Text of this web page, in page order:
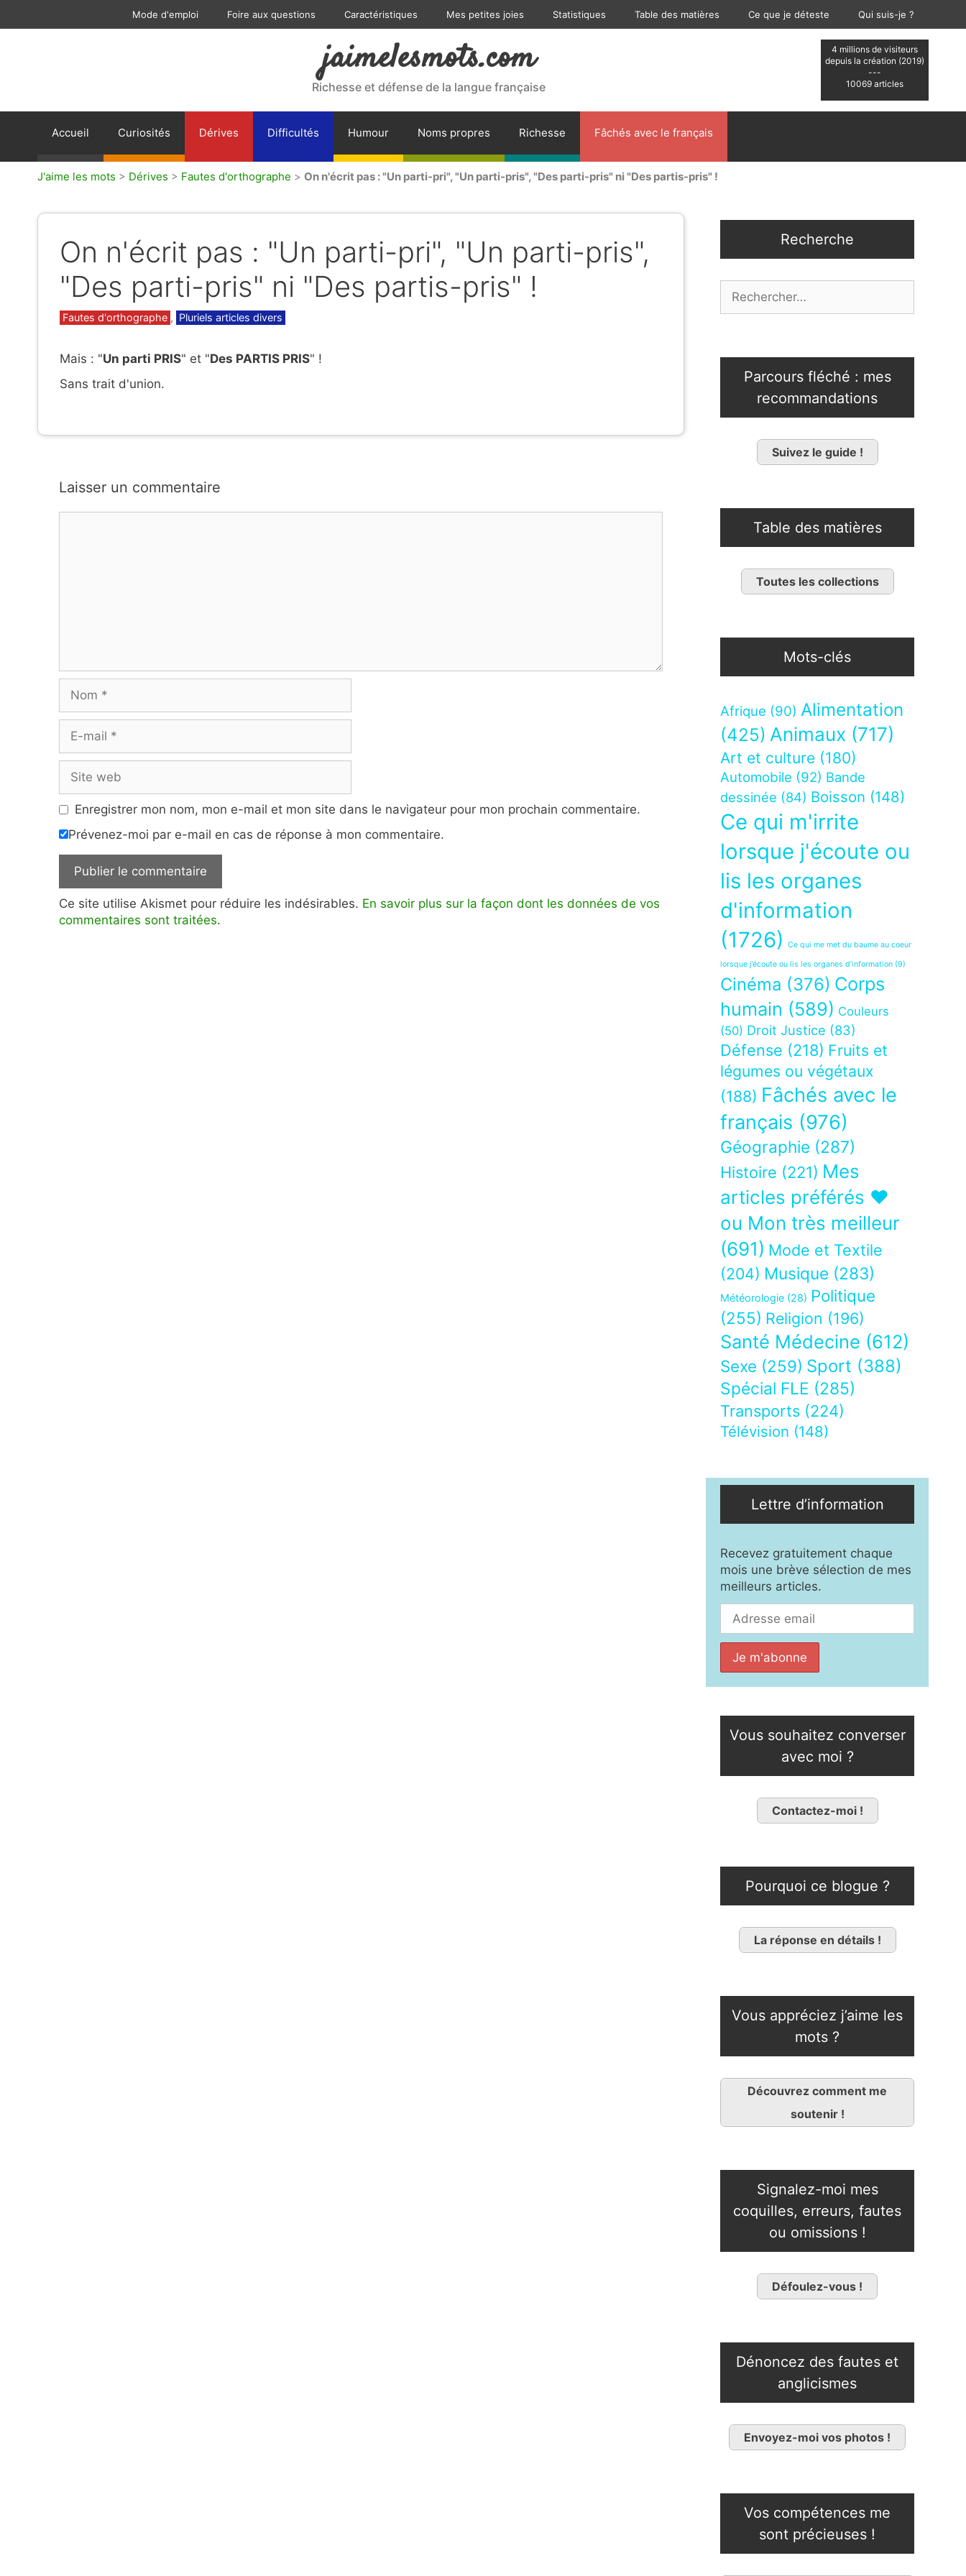
Mode d'emploi Foire aux questions Caractéristiques Mes petites joies Statistiques Table des matières Ce que je déteste Qui suis-je ?
4 millions de visiteurs
depuis la création (2019)
---
10069 articles
jaimelesmots.com
Richesse et défense de la langue française
Accueil Curiosités Dérives Difficultés Humour Noms propres Richesse Fâchés avec le français
J'aime les mots > Dérives > Fautes d'orthographe > On n'écrit pas : "Un parti-pri", "Un parti-pris", "Des parti-pris" ni "Des partis-pris" !
On n'écrit pas : "Un parti-pri", "Un parti-pris",
"Des parti-pris" ni "Des partis-pris" !
Catégories
Fautes d'orthographe , Pluriels articles divers
Mais : "Un parti PRIS" et "Des PARTIS PRIS" !
Sans trait d'union.
Laisser un commentaire
mail
web
Enregistrer mon nom, mon e-mail et mon site dans le navigateur pour mon prochain commentaire.
Prévenez-moi par e-mail en cas de réponse à mon commentaire.
Ce site utilise Akismet pour réduire les indésirables. En savoir plus sur la façon dont les données de vos
commentaires sont traitées.
Recherche
Parcours fléché : mes
recommandations
Suivez le guide !
Table des matières
Toutes les collections
Mots-clés
Afrique (90) Alimentation
(425) Animaux (717)
Art et culture (180)
Automobile (92) Bande
dessinée (84) Boisson (148)
Ce qui m'irrite
lorsque j'écoute ou
lis les organes
d'information
(1726)
Ce qui me met du baume au coeur
lorsque j’écoute ou lis les organes d’information (9)
Cinéma (376) Corps
humain (589) Couleurs
(50) Droit Justice (83)
Défense (218) Fruits et
légumes ou végétaux
(188) Fâchés avec le
français (976)
Géographie (287)
Histoire (221) Mes
articles préférés ❤
ou Mon très meilleur
(691) Mode et Textile
(204) Musique (283)
Météorologie (28) Politique
(255) Religion (196)
Santé Médecine (612)
Sexe (259) Sport (388)
Spécial FLE (285)
Transports (224)
Télévision (148)
Lettre d’information
Recevez gratuitement chaque
mois une brève sélection de mes
meilleurs articles.
Vous souhaitez converser
avec moi ?
Contactez-moi !
Pourquoi ce blogue ?
La réponse en détails !
Vous appréciez j’aime les
mots ?
Découvrez comment me
soutenir !
Signalez-moi mes
coquilles, erreurs, fautes
ou omissions !
Défoulez-vous !
Dénoncez des fautes et
anglicismes
Envoyez-moi vos photos !
Vos compétences me
sont précieuses !